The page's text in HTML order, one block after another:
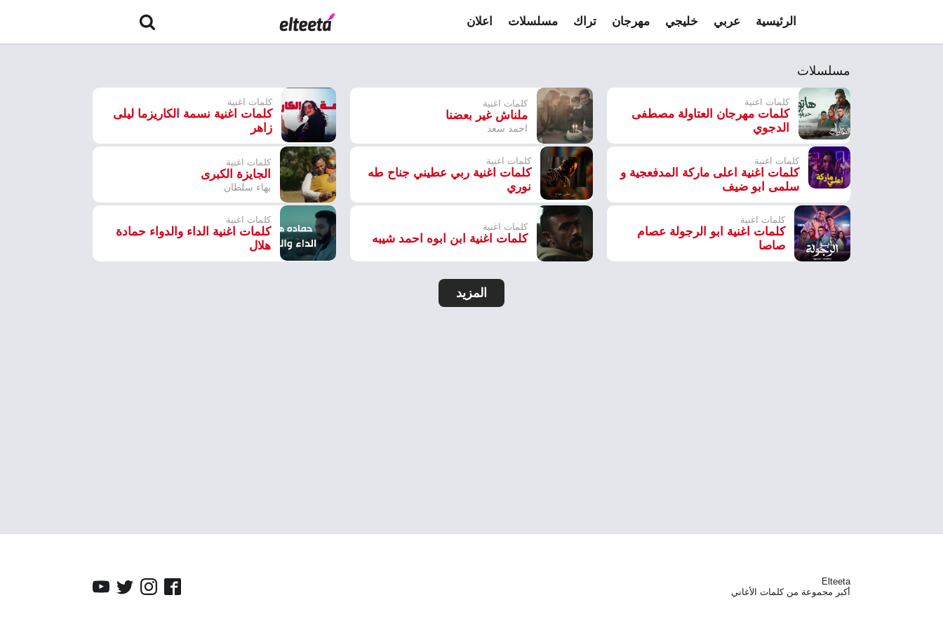
الرئيسية عربي خليجي مهرجان تراك مسلسلات اعلان
مسلسلات
كلمات اغنية
كلمات مهرجان العتاولة مصطفى
الدجوي
كلمات اغنية
ملناش غير بعضنا
احمد سعد
كلمات اغنية
كلمات اغنية نسمة الكاريزما ليلى
زاهر
كلمات اغنية
كلمات اغنية اعلى ماركة المدفعجية و
سلمى ابو ضيف
كلمات اغنية
كلمات اغنية ربي عطيني جناح طه
نوري
كلمات اغنية
الجايزة الكبرى
بهاء سلطان
كلمات اغنية
كلمات اغنية ابو الرجولة عصام
صاصا
كلمات اغنية
كلمات اغنية ابن ابوه احمد شيبه
كلمات اغنية
كلمات اغنية الداء والدواء حمادة
هلال
المزيد
Elteeta
أكبر مجموعة من كلمات الأغاني